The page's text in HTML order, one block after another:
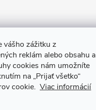
vášho zážitku z
reklám alebo obsahu a
cookies nám umožníte
na „Prijať všetko“
cookie. Viac informácií